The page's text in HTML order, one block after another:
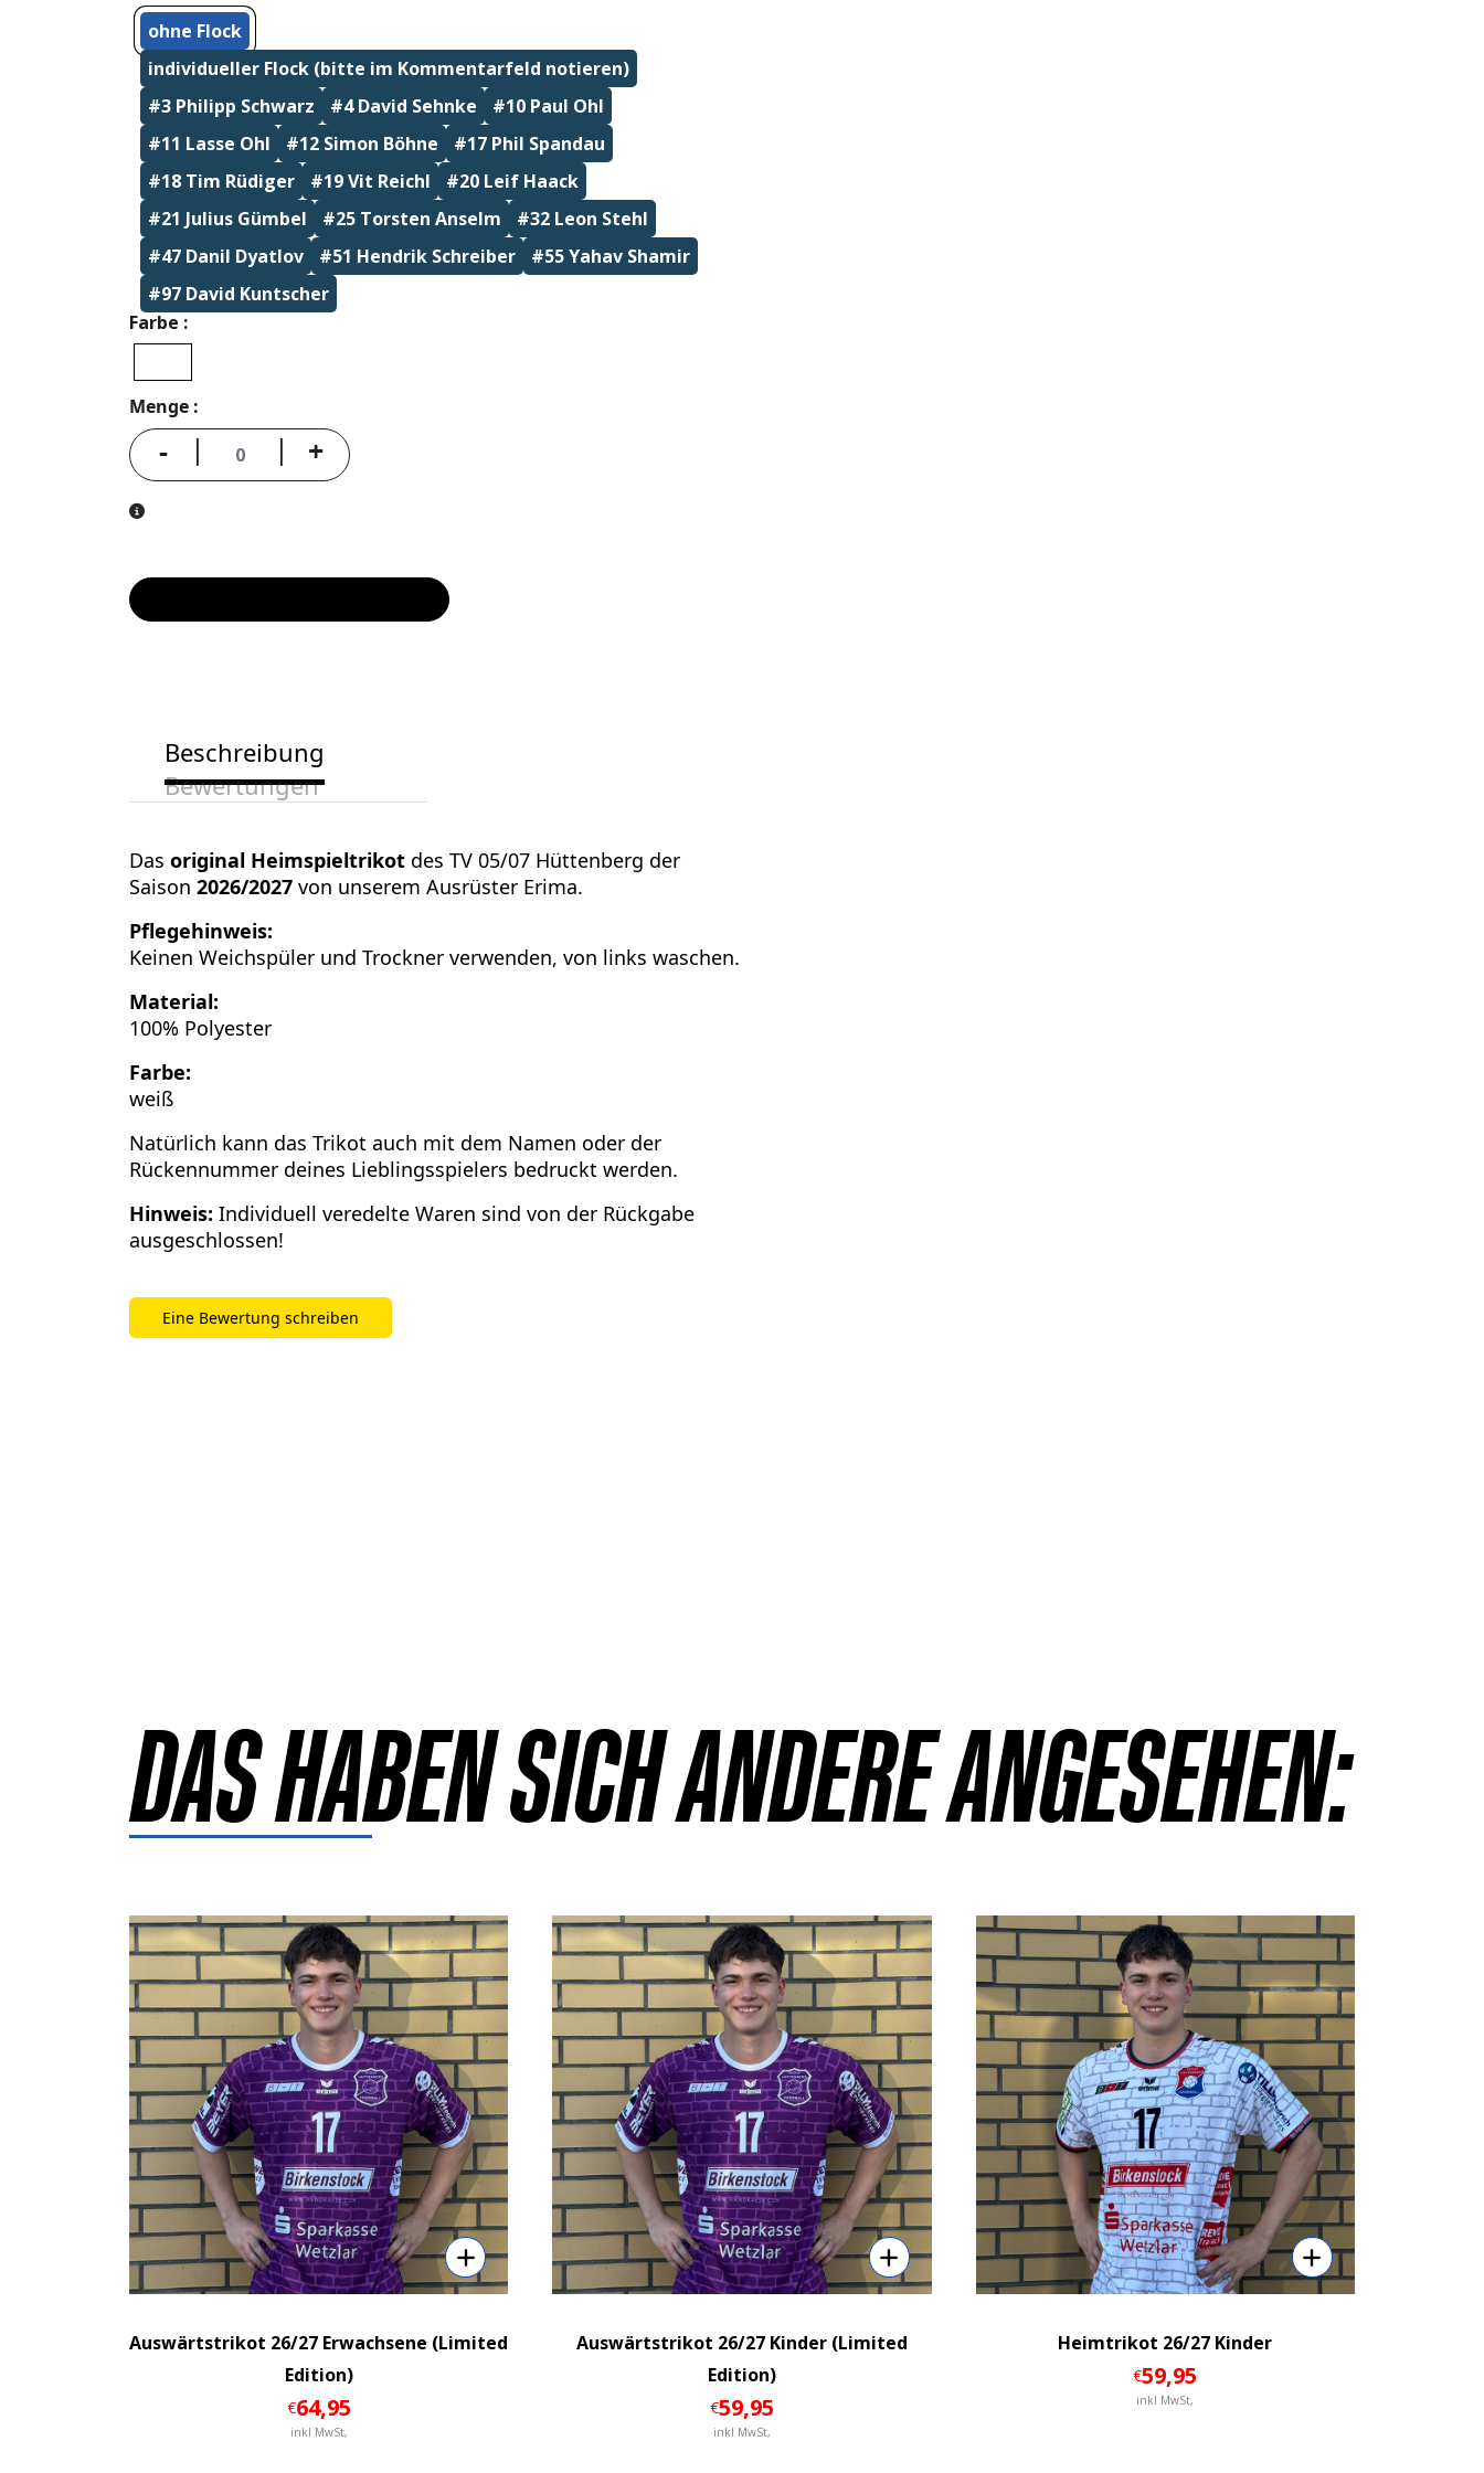
ohne Flock
individueller Flock (bitte im Kommentarfeld notieren)
#3 Philipp Schwarz
#4 David Sehnke
#10 Paul Ohl
#11 Lasse Ohl
#12 Simon Böhne
#17 Phil Spandau
#18 Tim Rüdiger
#19 Vit Reichl
#20 Leif Haack
#21 Julius Gümbel
#25 Torsten Anselm
#32 Leon Stehl
#47 Danil Dyatlov
#51 Hendrik Schreiber
#55 Yahav Shamir
#97 David Kuntscher
Farbe
Menge
- +
Beschreibung
Bewertungen
Das original Heimspieltrikot des TV 05/07 Hüttenberg der
Saison 2026/2027 von unserem Ausrüster Erima.
Pflegehinweis:
Keinen Weichspüler und Trockner verwenden, von links waschen.
Material:
100% Polyester
Farbe:
weiß
Natürlich kann das Trikot auch mit dem Namen oder der
Rückennummer deines Lieblingsspielers bedruckt werden.
Hinweis: Individuell veredelte Waren sind von der Rückgabe
ausgeschlossen!
Eine Bewertung schreiben
DAS HABEN SICH ANDERE ANGESEHEN:
Details
Auswärtstrikot 26/27 Erwachsene (Limited
Edition)
€64,95
inkl MwSt,
Details
Auswärtstrikot 26/27 Kinder (Limited
Edition)
€59,95
inkl MwSt,
Details
Heimtrikot 26/27 Kinder
€59,95
inkl MwSt,